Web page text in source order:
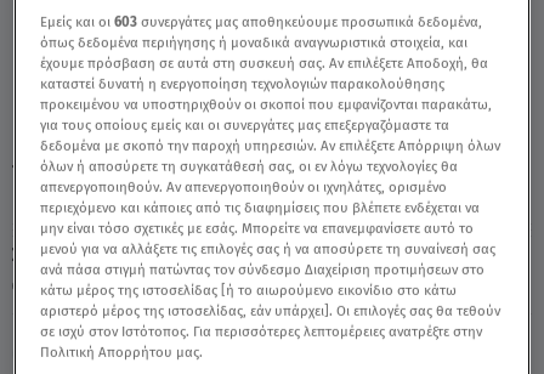
Σάββατο 8 Αυγούστου 2026
22.09.22, 16:05 ΕΛΛΑΔΑ
TAGS: ΒΟΛΟΣ ΕΛΛΑΔΑ ΤΑΣΟΥΛΑ ΠΑΠΑΝΙΚΟΛΑΟΥ
Εμείς και οι603 συνεργάτες μας αποθηκεύουμε προσωπικά δεδομένα,
όπως δεδομένα περιήγησης ή μοναδικά αναγνωριστικά στοιχεία, και
έχουμε πρόσβαση σε αυτά στη συσκευή σας. Αν επιλέξετε Αποδοχή, θα
καταστεί δυνατή η ενεργοποίηση τεχνολογιών παρακολούθησης
προκειμένου να υποστηριχθούν οι σκοποί που εμφανίζονται παρακάτω,
για τους οποίους εμείς και οι συνεργάτες μας επεξεργαζόμαστε τα
δεδομένα με σκοπό την παροχή υπηρεσιών. Αν επιλέξετε Απόρριψη όλων
όλων ή αποσύρετε τη συγκατάθεσή σας, οι εν λόγω τεχνολογίες θα
απενεργοποιηθούν. Αν απενεργοποιηθούν οι ιχνηλάτες, ορισμένο
περιεχόμενο και κάποιες από τις διαφημίσεις που βλέπετε ενδέχεται να
μην είναι τόσο σχετικές με εσάς. Μπορείτε να επανεμφανίσετε αυτό το
μενού για να αλλάξετε τις επιλογές σας ή να αποσύρετε τη συναίνεσή σας
ανά πάσα στιγμή πατώντας τον σύνδεσμο Διαχείριση προτιμήσεων στο
κάτω μέρος της ιστοσελίδας [ή το αιωρούμενο εικονίδιο στο κάτω
αριστερό μέρος της ιστοσελίδας, εάν υπάρχει]. Οι επιλογές σας θα τεθούν
σε ισχύ στον Ιστότοπος. Για περισσότερες λεπτομέρειες ανατρέξτε στην
Πολιτική Απορρήτου μας.